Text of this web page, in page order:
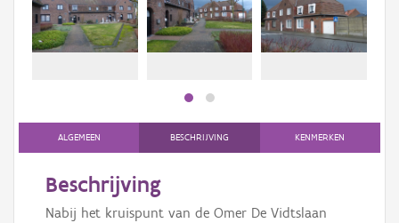
Downloads
ALGEMEEN BESCHRIJVING KENMERKEN
Beschrijving
Nabij het kruispunt van de Omer De Vidtslaan